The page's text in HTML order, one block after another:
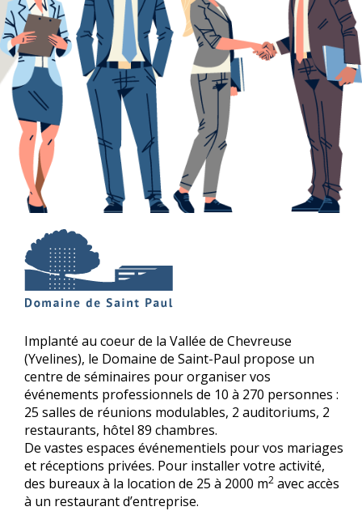
Implanté au coeur de la Vallée de Chevreuse
(Yvelines), le Domaine de Saint-Paul propose un
centre de séminaires pour organiser vos
événements professionnels de 10 à 270 personnes :
25 salles de réunions modulables, 2 auditoriums, 2
restaurants, hôtel 89 chambres.
De vastes espaces événementiels pour vos mariages
et réceptions privées. Pour installer votre activité,
des bureaux à la location de 25 à 2000 m2 avec accès
à un restaurant d’entreprise.